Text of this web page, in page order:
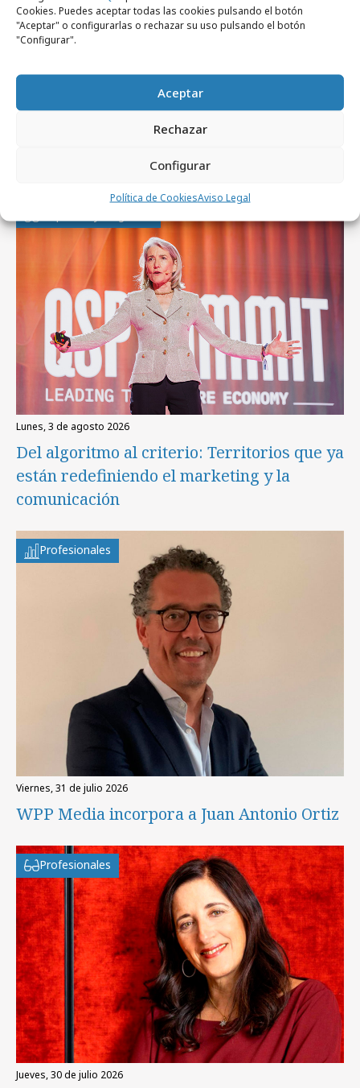
Cookies. Puedes aceptar todas las cookies pulsando el botón
"Aceptar" o configurarlas o rechazar su uso pulsando el botón
"Configurar".
Aceptar
Rechazar
Configurar
Política de CookiesAviso Legal
de gestión de publicidad en soportes
impresos y online
Artículos recientes
lunes, 3 de agosto 2026
Del algoritmo al criterio: Territorios que ya
están redefiniendo el marketing y la
comunicación
Profesionales
viernes, 31 de julio 2026
WPP Media incorpora a Juan Antonio Ortiz
Profesionales
jueves, 30 de julio 2026